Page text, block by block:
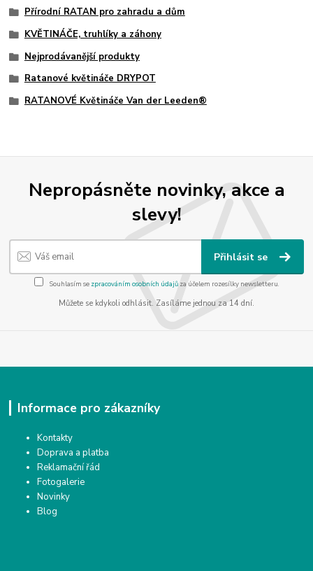
Přírodní RATAN pro zahradu a dům
KVĚTINÁČE, truhlíky a záhony
Nejprodávanější produkty
Ratanové květináče DRYPOT
RATANOVÉ Květináče Van der Leeden®
Nepropásněte novinky, akce a
slevy!
Přihlásit se
Souhlasím se zpracováním osobních údajůza účelem rozesílky newsletteru.
Můžete se kdykoli odhlásit. Zasíláme jednou za 14 dní.
Informace pro zákazníky
Kontakty
Doprava a platba
Reklamační řád
Fotogalerie
Novinky
Blog